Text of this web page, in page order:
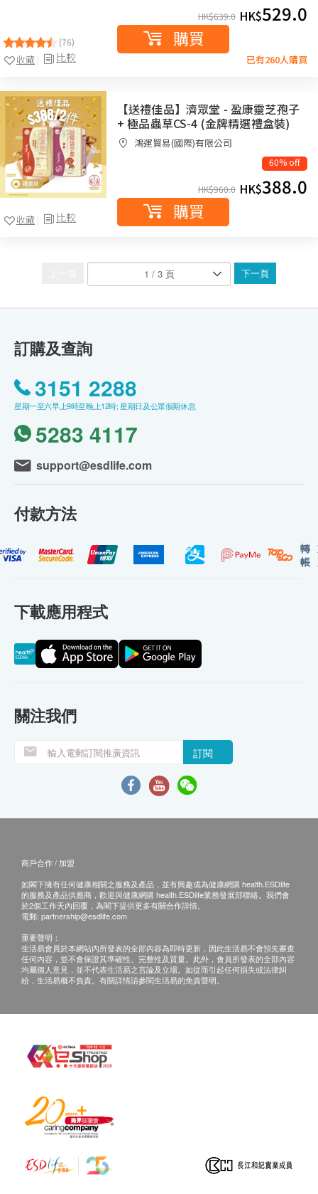
(76)
比較
收藏
HK$639.0 HK$529.0
購買
已有260人購買
比較
收藏
【送禮佳品】濟眾堂 - 盈康靈芝孢子
+ 極品蟲草CS-4 (金牌精選禮盒裝)
鴻運貿易(國際)有限公司
60% off
HK$960.0 HK$388.0
購買
下一頁
訂購及查詢
3151 2288
星期一至六早上9時至晚上12時; 星期日及公眾假期休息
5283 4117
support@esdlife.com
付款方法
轉
帳
下載應用程式
關注我們
訂閱
商戶合作 / 加盟
如閣下擁有任何健康相關之服務及產品，並有興趣成為健康網購 health.ESDlife
的服務及產品供應商，歡迎與健康網購 health.ESDlife業務發展部聯絡。我們會
於2個工作天內回覆，為閣下提供更多有關合作詳情。
電郵: partnership@esdlife.com
重要聲明：
生活易會員於本網站內所發表的全部內容為即時更新，因此生活易不會預先審查
任何內容，並不會保證其準確性、完整性及質量。此外，會員所發表的全部內容
均屬個人意見，並不代表生活易之言論及立場。如從而引起任何損失或法律糾
紛，生活易概不負責。有關詳情請參閱生活易的免責聲明。